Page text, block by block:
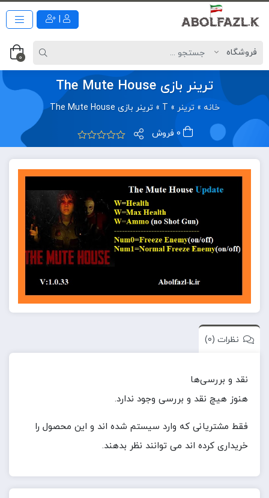
0
ترینر بازی The Mute House
خانه »ترینر »
T
»ترینر بازی The Mute House
نظرات (0)
نقد و بررسی‌ها
هنوز هیچ نقد و بررسی وجود ندارد.
فقط مشتریانی که وارد سیستم شده اند و این محصول را
خریداری کرده اند می توانند نظر بدهند.